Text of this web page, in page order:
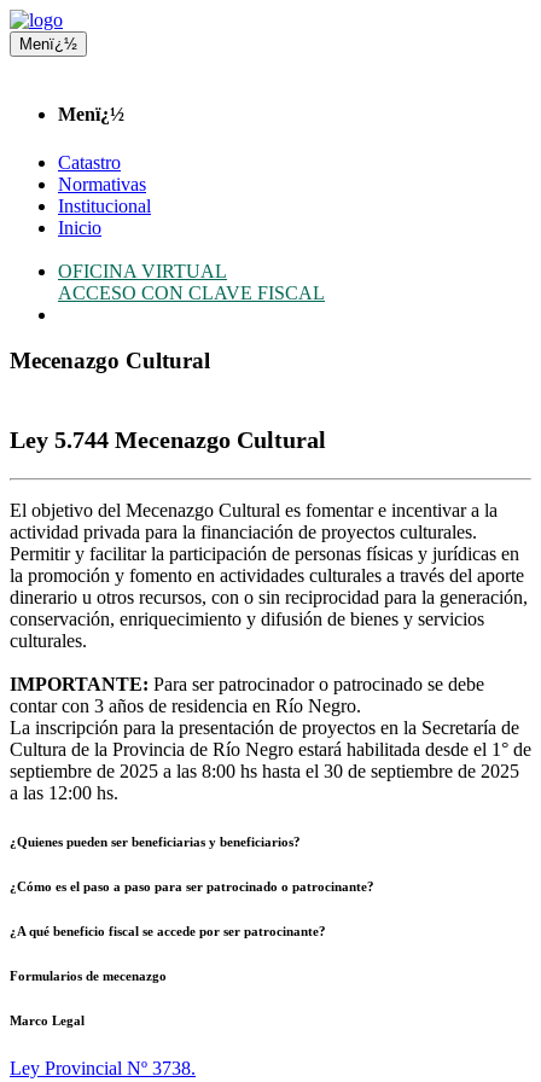
Menï¿½
Menï¿½
Catastro
Normativas
Institucional
Inicio
OFICINA VIRTUAL
ACCESO CON CLAVE FISCAL
Mecenazgo Cultural
Ley 5.744 Mecenazgo Cultural
El objetivo del Mecenazgo Cultural es fomentar e incentivar a la
actividad privada para la financiación de proyectos culturales.
Permitir y facilitar la participación de personas físicas y jurídicas en
la promoción y fomento en actividades culturales a través del aporte
dinerario u otros recursos, con o sin reciprocidad para la generación,
conservación, enriquecimiento y difusión de bienes y servicios
culturales.
IMPORTANTE: Para ser patrocinador o patrocinado se debe
contar con 3 años de residencia en Río Negro.
La inscripción para la presentación de proyectos en la Secretaría de
Cultura de la Provincia de Río Negro estará habilitada desde el 1° de
septiembre de 2025 a las 8:00 hs hasta el 30 de septiembre de 2025
a las 12:00 hs.
¿Quienes pueden ser beneficiarias y beneficiarios?
¿Cómo es el paso a paso para ser patrocinado o patrocinante?
¿A qué beneficio fiscal se accede por ser patrocinante?
Formularios de mecenazgo
Marco Legal
Ley Provincial Nº 3738.